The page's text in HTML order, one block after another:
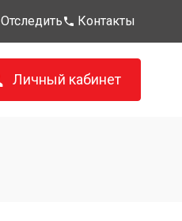
Отследить Контакты
Личный кабинет